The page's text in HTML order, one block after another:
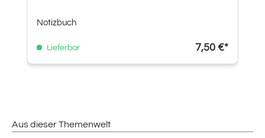
Notizbuch
Lieferbar 7,50 €*
Aus dieser Themenwelt